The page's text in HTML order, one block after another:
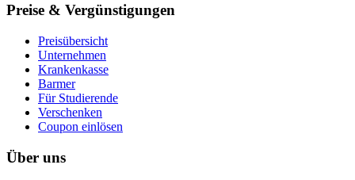
Preise & Vergünstigungen
Preisübersicht
Unternehmen
Krankenkasse
Barmer
Für Studierende
Ver­schen­ken
Coupon einlösen
Über uns